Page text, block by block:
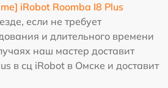
iRobot Roomba I8 Plus
если не требует
и длительного времени
наш мастер доставит
в сц iRobot в Омске и доставит